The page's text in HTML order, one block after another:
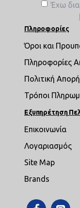
Έχω
Πληροφορίες
Όροι και
Πληροφορίες
Πολιτική
Τρόποι
Εξυπηρέτηση
Επικοινωνία
Λογαριασμός
Site Map
Brands